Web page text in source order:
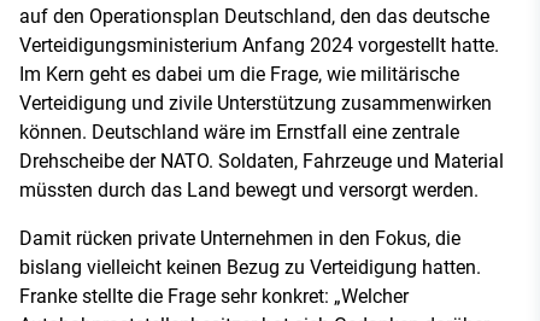
auf den Operationsplan Deutschland, den das deutsche
Verteidigungsministerium Anfang 2024 vorgestellt hatte.
Im Kern geht es dabei um die Frage, wie militärische
Verteidigung und zivile Unterstützung zusammenwirken
können. Deutschland wäre im Ernstfall eine zentrale
Drehscheibe der NATO. Soldaten, Fahrzeuge und Material
müssten durch das Land bewegt und versorgt werden.
Damit rücken private Unternehmen in den Fokus, die
bislang vielleicht keinen Bezug zu Verteidigung hatten.
Franke stellte die Frage sehr konkret: „Welcher